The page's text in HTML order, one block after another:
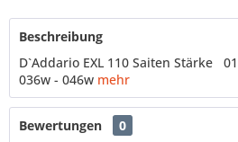
Beschreibung
D`Addario EXL 110 Saiten Stärke
036w - 046w mehr
Bewertungen
0